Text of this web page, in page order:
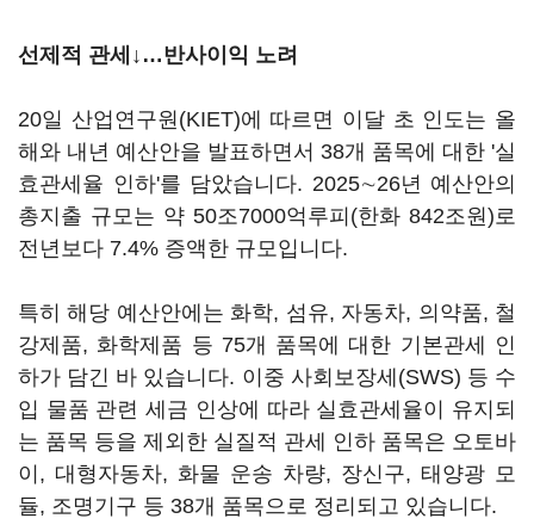
선제적 관세↓…반사이익 노려
20일 산업연구원(KIET)에 따르면 이달 초 인도는 올
해와 내년 예산안을 발표하면서 38개 품목에 대한 '실
효관세율 인하'를 담았습니다. 2025∼26년 예산안의
총지출 규모는 약 50조7000억루피(한화 842조원)로
전년보다 7.4% 증액한 규모입니다.
특히 해당 예산안에는 화학, 섬유, 자동차, 의약품, 철
강제품, 화학제품 등 75개 품목에 대한 기본관세 인
하가 담긴 바 있습니다. 이중 사회보장세(SWS) 등 수
입 물품 관련 세금 인상에 따라 실효관세율이 유지되
는 품목 등을 제외한 실질적 관세 인하 품목은 오토바
이, 대형자동차, 화물 운송 차량, 장신구, 태양광 모
듈, 조명기구 등 38개 품목으로 정리되고 있습니다.